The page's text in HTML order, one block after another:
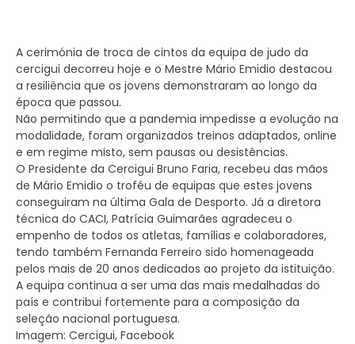
A cerimónia de troca de cintos da equipa de judo da
cercigui decorreu hoje e o Mestre Mário Emidio destacou
a resiliência que os jovens demonstraram ao longo da
época que passou.
Não permitindo que a pandemia impedisse a evolução na
modalidade, foram organizados treinos adaptados, online
e em regime misto, sem pausas ou desistências.
O Presidente da Cercigui Bruno Faria, recebeu das mãos
de Mário Emidio o troféu de equipas que estes jovens
conseguiram na última Gala de Desporto. Já a diretora
técnica do CACI, Patrícia Guimarães agradeceu o
empenho de todos os atletas, famílias e colaboradores,
tendo também Fernanda Ferreiro sido homenageada
pelos mais de 20 anos dedicados ao projeto da istituição.
A equipa continua a ser uma das mais medalhadas do
país e contribui fortemente para a composição da
seleção nacional portuguesa.
Imagem: Cercigui, Facebook